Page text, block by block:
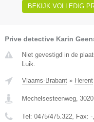
BEKIJK VOLLEDIG
Prive detective Karin
Niet gevestigd in de
Luik.
Vlaams-Brabant » Herent
Mechelsesteenweg 3020
Tel: 0475/475.322 , Fax: -